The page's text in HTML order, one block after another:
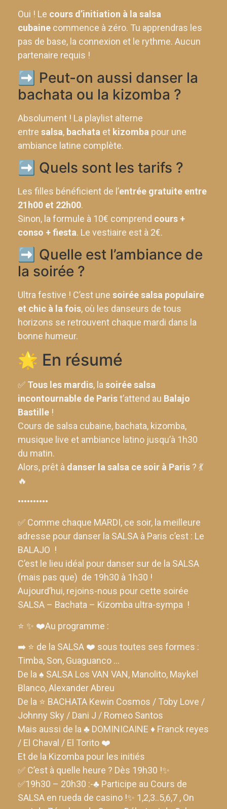
Oui ! Le cours d’initiation à la salsa
cubaine commence à zéro. Tu apprendras les
pas de base, la connexion et le rythme. Aucun
partenaire requis !
➡️ Peut-on aussi danser la
bachata ou la kizomba ?
Absolument ! La playlist alterne
entre salsa, bachata et kizomba pour une
ambiance latine complète.
➡️ Quels sont les tarifs ?
Les filles bénéficient de l’entrée gratuite entre
21h00 et 22h00.
Sinon, la formule à 10€ comprend cours +
conso + fiesta. Le vestiaire est à 2€.
➡️ Quelle est l’ambiance de
la soirée ?
Ultra festive ! C’est une soirée salsa populaire
et chic à la fois, où les danseurs de tous
horizons se retrouvent chaque mardi dans la
bonne humeur.
🌟 En résumé
✅ Tous les mardis, la soirée salsa
incontournable de Parist’attend au Balajo
Bastille !
Cours de salsa cubaine, bachata, kizomba,
musique live et ambiance latino jusqu’à 1h30
du matin.
Alors, prêt à danser la salsa ce soir à Paris ? 💃
🔥
••••••••••
✅ Comme chaque MARDI, ce soir, la meilleure
adresse pour danser la SALSA à Paris c’est : Le
BALAJO !
C’est le lieu idéal pour danser sur de la SALSA
(mais pas que) de 19h30 à 1h30 !
Aujourd’hui, rejoins-nous pour cette soirée
SALSA – Bachata – Kizomba ultra-sympa !
⭐ ✨ ❤️Au programme :
➡️ ⭐ de la SALSA ❤️‍ sous toutes ses formes :
Timba, Son, Guaguanco …
De la ♠️ SALSA Los VAN VAN, Manolito, Maykel
Blanco, Alexander Abreu
De la ⭐ BACHATA Kewin Cosmos / Toby Love /
Johnny Sky / Dani J / Romeo Santos
Mais aussi de la ♣️ DOMINICAINE ♦️ Franck reyes
/ El Chaval / El Torito ❤️
Et de la Kizomba pour les initiés
✅ C’est à quelle heure ? Dès 19h30 !✨
✅19h30 – 20h30 :-♣️ Participe au Cours de
SALSA en rueda de casino !✨ 1,2,3..5,6,7 , On